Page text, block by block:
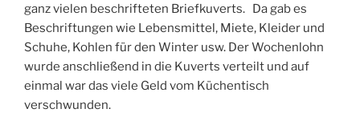
ganz vielen beschrifteten Briefkuverts. Da gab es
Beschriftungen wie Lebensmittel, Miete, Kleider und
Schuhe, Kohlen für den Winter usw. Der Wochenlohn
wurde anschließend in die Kuverts verteilt und auf
einmal war das viele Geld vom Küchentisch
verschwunden.